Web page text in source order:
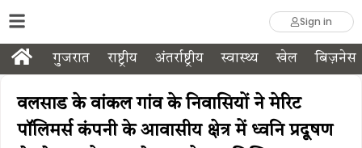
Sign in
गुजरात राष्ट्रीय अंतर्राष्ट्रीय स्वास्थ्य खेल बिज़नेस
वलसाड के वांकल गांव के निवासियों ने मेरिट
पॉलिमर्स कंपनी के आवासीय क्षेत्र में ध्वनि प्रदूषण